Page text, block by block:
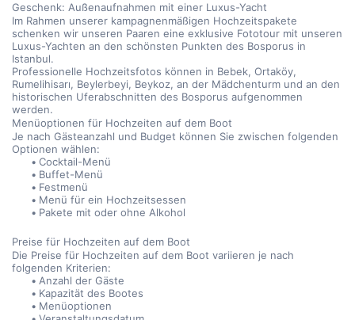
Geschenk: Außenaufnahmen mit einer Luxus-Yacht
Im Rahmen unserer kampagnenmäßigen Hochzeitspakete
schenken wir unseren Paaren eine exklusive Fototour mit unseren
Luxus-Yachten an den schönsten Punkten des Bosporus in
Istanbul.
Professionelle Hochzeitsfotos können in Bebek, Ortaköy,
Rumelihisarı, Beylerbeyi, Beykoz, an der Mädchenturm und an den
historischen Uferabschnitten des Bosporus aufgenommen
werden.
Menüoptionen für Hochzeiten auf dem Boot
Je nach Gästeanzahl und Budget können Sie zwischen folgenden
Optionen wählen:
Cocktail-Menü
Buffet-Menü
Festmenü
Menü für ein Hochzeitsessen
Pakete mit oder ohne Alkohol
Preise für Hochzeiten auf dem Boot
Die Preise für Hochzeiten auf dem Boot variieren je nach
folgenden Kriterien:
Anzahl der Gäste
Kapazität des Bootes
Menüoptionen